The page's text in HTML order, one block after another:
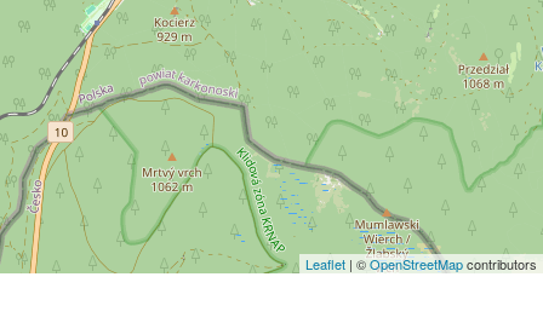
Leaflet | ©OpenStreetMapcontributors